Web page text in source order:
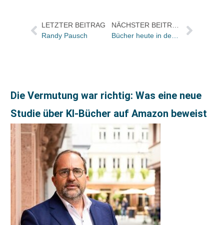
LETZTER BEITRAG
Randy Pausch
Die Vermutung war richtig: Was eine neue
Studie über KI-Bücher auf Amazon beweist